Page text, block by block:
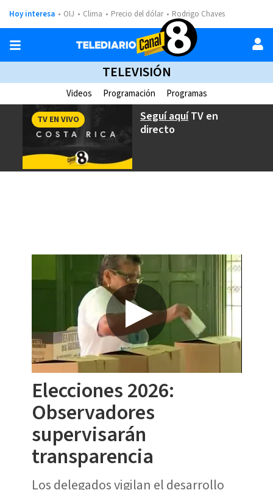
Hoy interesa OIJ Clima Precio del dólar Rodrigo Chaves
TELEVISIÓN
Videos Programación Programas
Seguí aquíTV en
directo
TV EN VIVO
Elecciones 2026:
Observadores
supervisarán
transparencia
Los delegados vigilan el desarrollo